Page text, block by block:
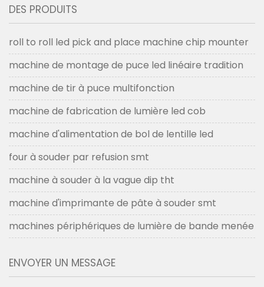
DES PRODUITS
roll to roll led pick and place machine chip mounter
machine de montage de puce led linéaire tradition
machine de tir à puce multifonction
machine de fabrication de lumière led cob
machine d'alimentation de bol de lentille led
four à souder par refusion smt
machine à souder à la vague dip tht
machine d'imprimante de pâte à souder smt
machines périphériques de lumière de bande menée
ENVOYER UN MESSAGE